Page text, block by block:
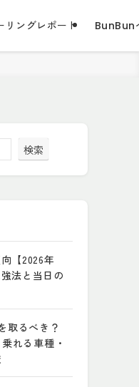
ングレポート BunBun
検索
【2026年
法と当日の
取るべき？
れる車種・